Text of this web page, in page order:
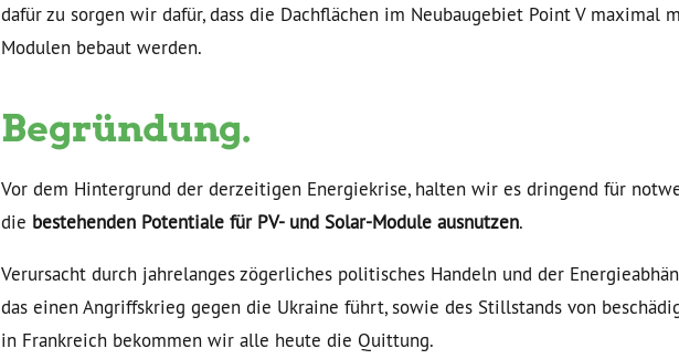
dafür zu sorgen wir dafür, dass die Dachflächen im Neubaugebiet Point V maximal
Modulen bebaut werden.
Begründung.
Vor dem Hintergrund der derzeitigen Energiekrise, halten wir es dringend für
die bestehenden Potentiale für PV- und Solar-Module ausnutzen.
Verursacht durch jahrelanges zögerliches politisches Handeln und der
das einen Angriffskrieg gegen die Ukraine führt, sowie des Stillstands von
in Frankreich bekommen wir alle heute die Quittung.